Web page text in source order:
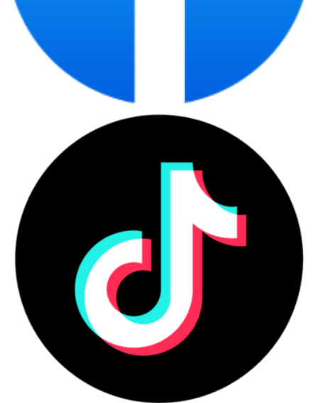
Màn hình của máy cũng được tích hợp sẵn Webcam HD giúp hình
ảnh của bạn trong các cuộc gọi video, cuộc họp luôn được sắc
nét và chân thực nhất. Ngoài thu hình, máy còn tích hợp sẵn cả
thiết bị thu âm. Bạn sẽ không phải sử dụng thêm tai nghe hay
mic rời để có thể trò chuyện qua mạng.
HIỆU NĂNG MẠNH MẼ, VƯỢT TRỘI
Máy được trang bị bộ vi xử lý AMD Ryzen 5 5600H 3.3GHz up to
4.2GHz, tốc độ xung nhịp lên đến 4.2Ghz giúp máy sở hữu cấu